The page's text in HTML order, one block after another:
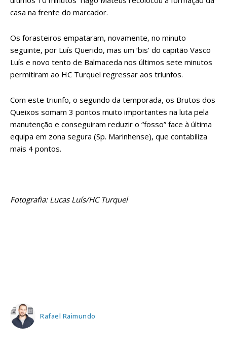
casa na frente do marcador.
Os forasteiros empataram, novamente, no minuto
seguinte, por Luís Querido, mas um ‘bis’ do capitão Vasco
Luís e novo tento de Balmaceda nos últimos sete minutos
permitiram ao HC Turquel regressar aos triunfos.
Com este triunfo, o segundo da temporada, os Brutos dos
Queixos somam 3 pontos muito importantes na luta pela
manutenção e conseguiram reduzir o “fosso” face à última
equipa em zona segura (Sp. Marinhense), que contabiliza
mais 4 pontos.
Fotografia: Lucas Luís/HC Turquel
Rafael Raimundo